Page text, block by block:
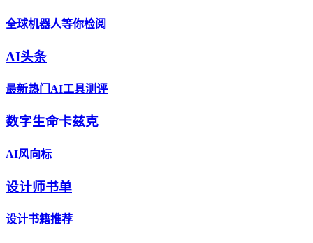
全球机器人等你检阅
AI头条
最新热门AI工具测评
数字生命卡兹克
AI风向标
设计师书单
设计书籍推荐